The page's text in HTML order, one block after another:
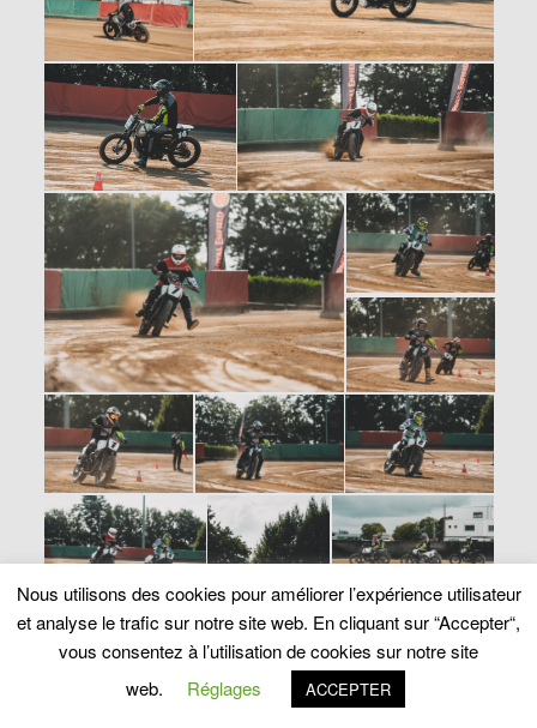
Nous utilisons des cookies pour améliorer l’expérience utilisateur
et analyse le trafic sur notre site web. En cliquant sur “Accepter“,
vous consentez à l’utilisation de cookies sur notre site
web.
Réglages ACCEPTER